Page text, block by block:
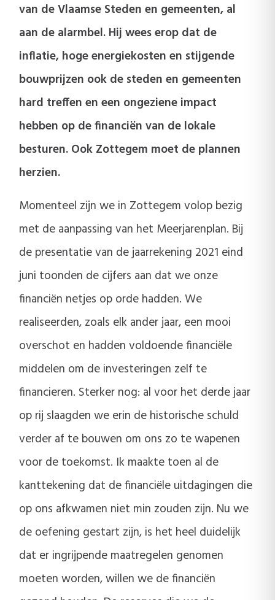
van de Vlaamse Steden en gemeenten, al
aan de alarmbel. Hij wees erop dat de
inflatie, hoge energiekosten en stijgende
bouwprijzen ook de steden en gemeenten
hard treffen en een ongeziene impact
hebben op de financiën van de lokale
besturen. Ook Zottegem moet de plannen
herzien.
Momenteel zijn we in Zottegem volop bezig
met de aanpassing van het Meerjarenplan. Bij
de presentatie van de jaarrekening 2021 eind
juni toonden de cijfers aan dat we onze
financiën netjes op orde hadden. We
realiseerden, zoals elk ander jaar, een mooi
overschot en hadden voldoende financiële
middelen om de investeringen zelf te
financieren. Sterker nog: al voor het derde jaar
op rij slaagden we erin de historische schuld
verder af te bouwen om ons zo te wapenen
voor de toekomst. Ik maakte toen al de
kanttekening dat de financiële uitdagingen die
op ons afkwamen niet min zouden zijn. Nu we
de oefening gestart zijn, is het heel duidelijk
dat er ingrijpende maatregelen genomen
moeten worden, willen we de financiën